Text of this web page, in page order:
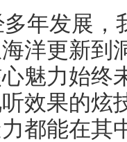
多年发展，
洋更新到
魅力始终
效果的炫
都能在其